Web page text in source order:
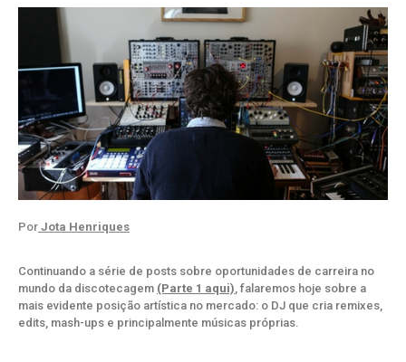
Por Jota Henriques
Continuando a série de posts sobre oportunidades de carreira no
mundo da discotecagem (Parte 1 aqui), falaremos hoje sobre a
mais evidente posição artística no mercado: o DJ que cria remixes,
edits, mash-ups e principalmente músicas próprias.